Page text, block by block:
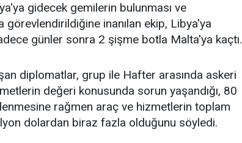
gidecek gemilerin bulunması ve
görevlendirildiğine inanılan ekip, Libya'ya
günler sonra 2 şişme botla Malta'ya kaçtı.
diplomatlar, grup ile Hafter arasında askeri
değeri konusunda sorun yaşandığı, 80
rağmen araç ve hizmetlerin toplam
dolardan biraz fazla olduğunu söyledi.